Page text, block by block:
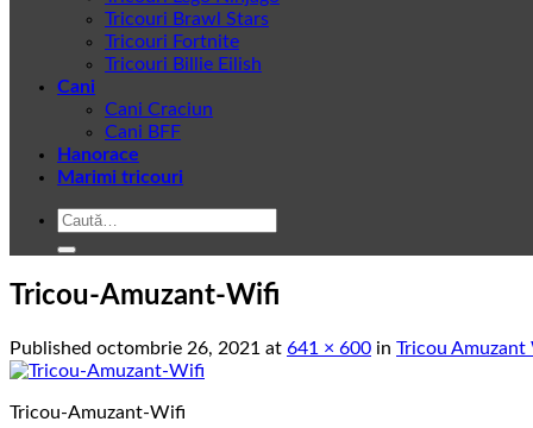
Tricouri Brawl Stars
Tricouri Fortnite
Tricouri Billie Eilish
Cani
Cani Craciun
Cani BFF
Hanorace
Marimi tricouri
Caută
Tricou-Amuzant-Wifi
Published octombrie 26, 2021 at 641 × 600 in Tricou Amuzant
Tricou-Amuzant-Wifi